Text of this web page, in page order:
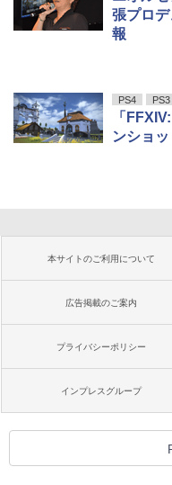
張プロ
報
PS4 PS3
「
ンショ
本サイトのご利用について
広告掲載のご案内
プライバシーポリシー
インプレスグループ